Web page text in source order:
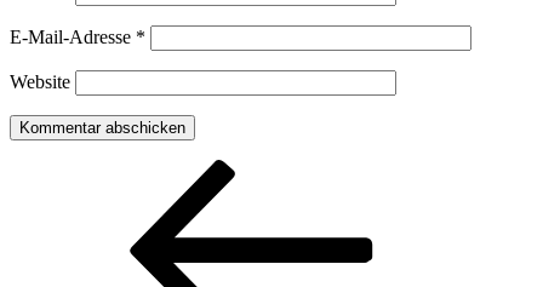
E-Mail-Adresse *
Website
Beitragsnavigation